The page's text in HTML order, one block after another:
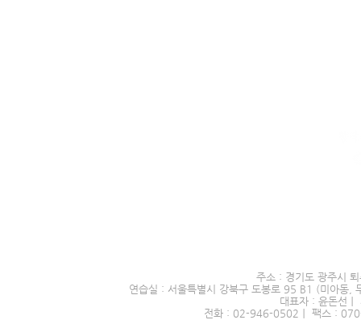
주소 : 경기도 광주시
연습실 : 서울특별시 강북구 도봉로 95 B1 (미아동,
대표자 : 윤돈선
전화 : 02-946-0502｜ 팩스 :